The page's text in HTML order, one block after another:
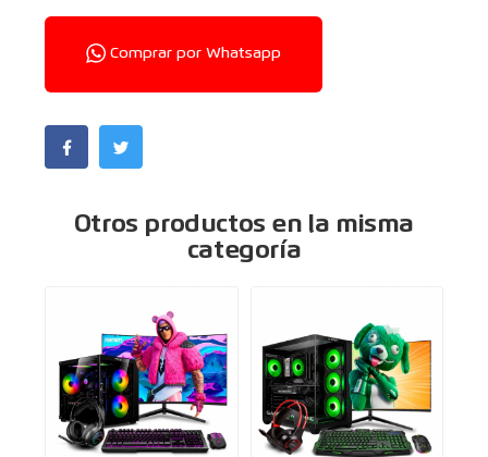
Comprar por Whatsapp
Otros productos en la misma
categoría